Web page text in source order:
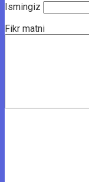
Ismingiz
Fikr matni